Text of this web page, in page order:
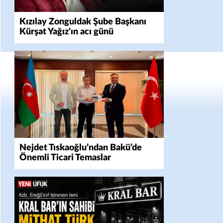
Kızılay Zonguldak Şube Başkanı
Kürşat Yağız'ın acı günü
Nejdet Tıskaoğlu’ndan Bakü’de
Önemli Ticari Temaslar